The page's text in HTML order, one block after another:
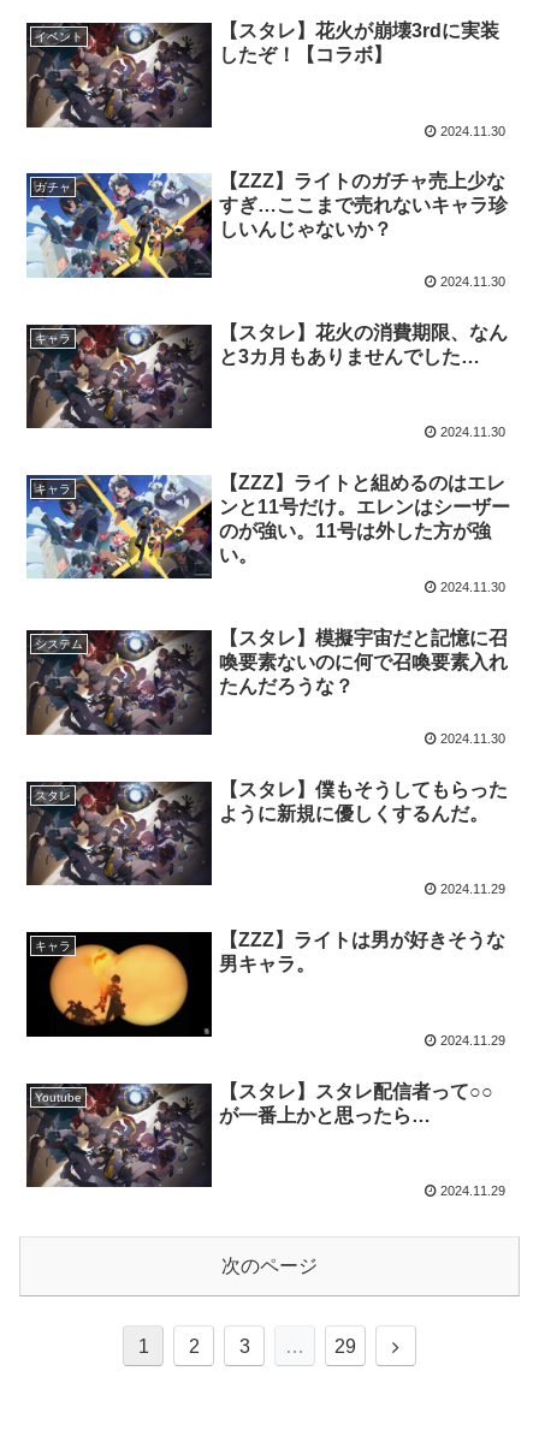
イベント
【スタレ】花火が崩壊3rdに実装
したぞ！【コラボ】
2024.11.30
ガチャ
【ZZZ】ライトのガチャ売上少な
すぎ…ここまで売れないキャラ珍
しいんじゃないか？
2024.11.30
キャラ
【スタレ】花火の消費期限、なん
と3カ月もありませんでした…
2024.11.30
キャラ
【ZZZ】ライトと組めるのはエレ
ンと11号だけ。エレンはシーザー
のが強い。11号は外した方が強
い。
2024.11.30
システム
【スタレ】模擬宇宙だと記憶に召
喚要素ないのに何で召喚要素入れ
たんだろうな？
2024.11.30
スタレ
【スタレ】僕もそうしてもらった
ように新規に優しくするんだ。
2024.11.29
キャラ
【ZZZ】ライトは男が好きそうな
男キャラ。
2024.11.29
Youtube
【スタレ】スタレ配信者って○○
が一番上かと思ったら…
2024.11.29
次のページ
1 2 3 … 29
次